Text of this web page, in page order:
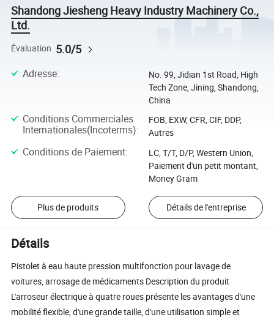
Shandong Jiesheng Heavy Industry Machinery Co.,
Ltd.
Évaluation 5.0/5
Adresse:
No. 99, Jidian 1st Road, High
Tech Zone, Jining, Shandong,
China
Conditions Commerciales
Internationales(Incoterms):
FOB, EXW, CFR, CIF, DDP,
Autres
Conditions de Paiement:
LC, T/T, D/P, Western Union,
Paiement d'un petit montant,
Money Gram
Plus de produits Détails de l'entreprise
Détails
Pistolet à eau haute pression multifonction pour lavage de
voitures, arrosage de médicaments Description du produit
L'arroseur électrique à quatre roues présente les avantages d'une
mobilité flexible, d'une grande taille, d'une utilisation simple et